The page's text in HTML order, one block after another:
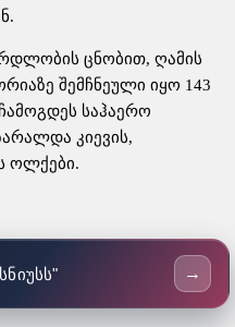
ცნობით, ღამის
შემჩნეული იყო 143
საჰაერო
კიევის,
ოლქები.
→